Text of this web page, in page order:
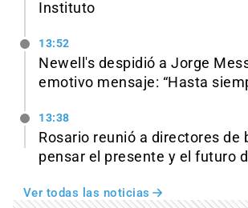
Instituto
13:52
Newell's despidió a Jorge
emotivo mensaje: “Hasta
13:38
Rosario reunió a directores de
pensar el presente y el futuro
Ver todas las noticias